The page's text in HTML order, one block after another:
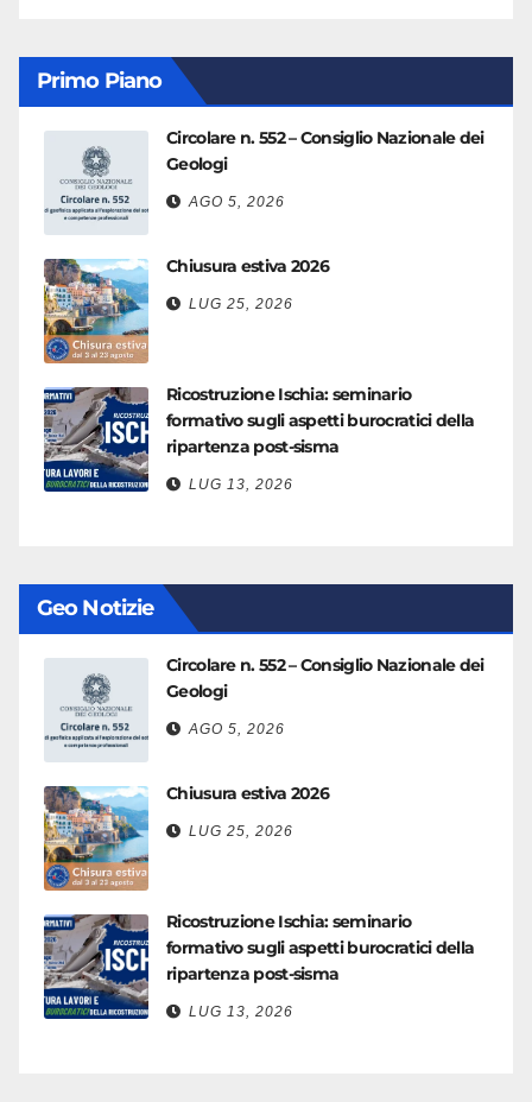
Primo Piano
Circolare n. 552 – Consiglio Nazionale dei
Geologi
AGO 5, 2026
Chiusura estiva 2026
LUG 25, 2026
Ricostruzione Ischia: seminario
formativo sugli aspetti burocratici della
ripartenza post-sisma
LUG 13, 2026
Geo Notizie
Circolare n. 552 – Consiglio Nazionale dei
Geologi
AGO 5, 2026
Chiusura estiva 2026
LUG 25, 2026
Ricostruzione Ischia: seminario
formativo sugli aspetti burocratici della
ripartenza post-sisma
LUG 13, 2026